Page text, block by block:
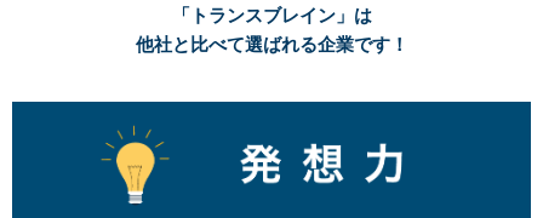
「トランスブレイン」は
他社と比べて選ばれる企業です！